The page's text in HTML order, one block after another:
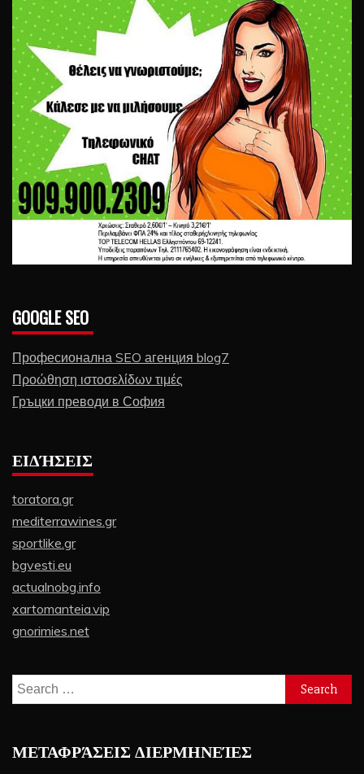
GOOGLE SEO
Професионална SEO агенция blog7
Προώθηση ιστοσελίδων τιμές
Гръцки преводи в София
ΕΙΔΉΣΕΙΣ
toratora.gr
mediterrawines.gr
sportlike.gr
bgvesti.eu
actualnobg.info
xartomanteia.vip
gnorimies.net
Search
for:
ΜΕΤΑΦΡΆΣΕΙΣ ΔΙΕΡΜΗΝΕΊΕΣ